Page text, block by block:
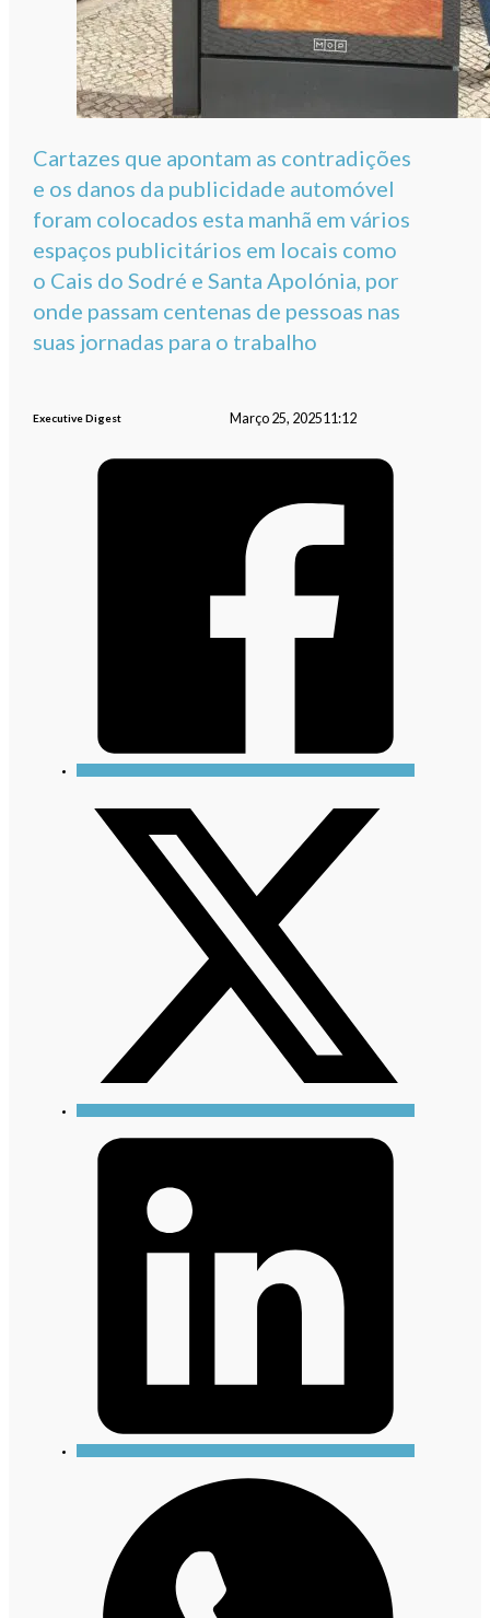
Cartazes que apontam as contradições
e os danos da publicidade automóvel
foram colocados esta manhã em vários
espaços publicitários em locais como
o Cais do Sodré e Santa Apolónia, por
onde passam centenas de pessoas nas
suas jornadas para o trabalho
Executive Digest Março 25, 202511:12